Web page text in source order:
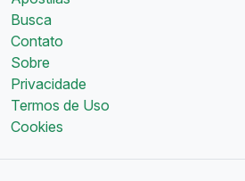
Busca
Contato
Sobre
Privacidade
Termos de Uso
Cookies